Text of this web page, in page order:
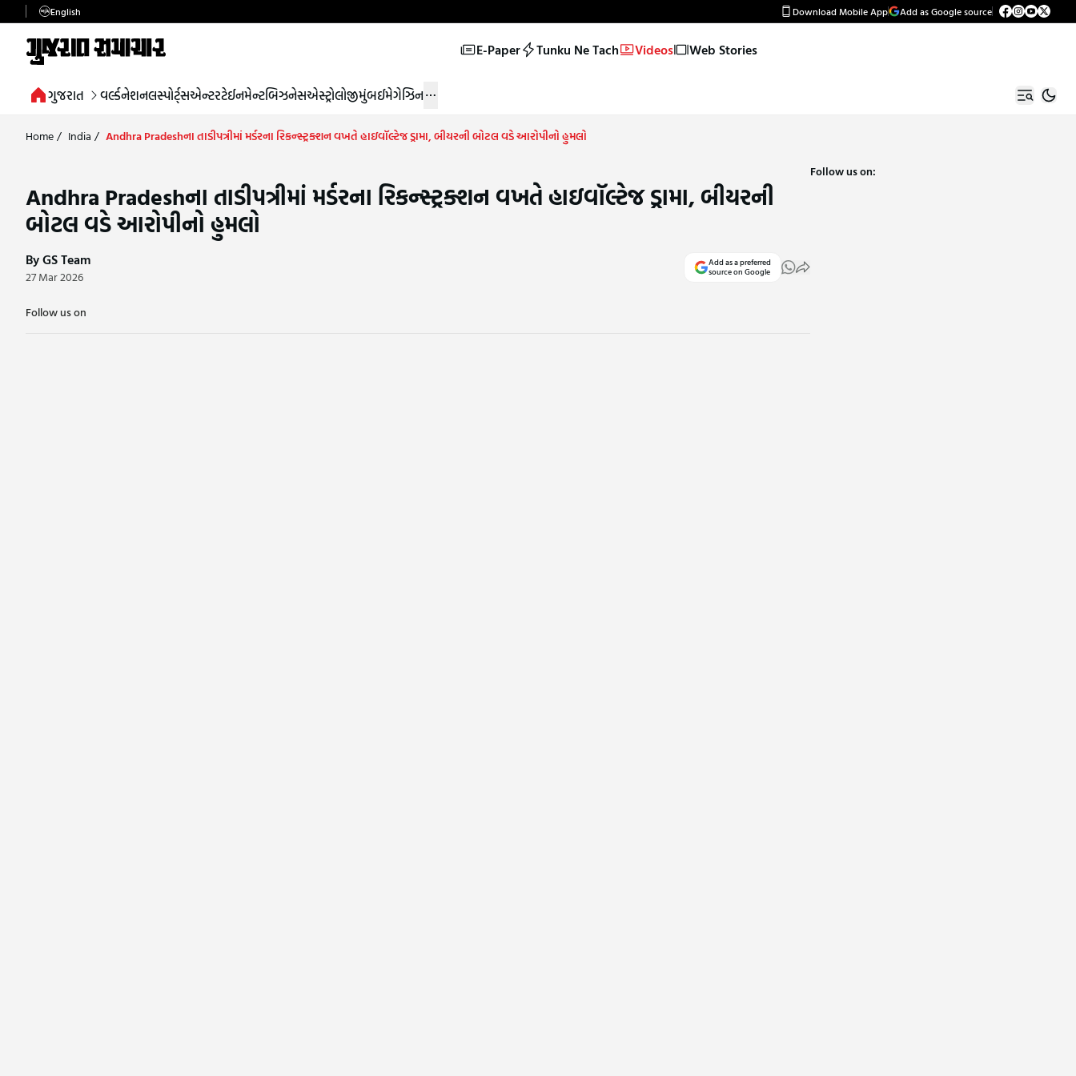
English Download Mobile App Add as Google source
E-Paper Tunku Ne Tach Videos Web Stories
ગુજરાત વર્લ્ડનેશનલસ્પોર્ટ્સએન્ટરટેઈનમેન્ટબિઝનેસએસ્ટ્રોલોજીમુંબઈમેગેઝિન
Home/ India / Andhra Pradeshના તાડીપત્રીમાં મર્ડરના રિકન્સ્ટ્રક્શન વખતે હાઇવૉલ્ટેજ ડ્રામા, બીયરની બોટલ વડે આરોપીનો હુમલો
Andhra Pradeshના તાડીપત્રીમાં મર્ડરના રિકન્સ્ટ્રક્શન વખતે હાઇવૉલ્ટેજ ડ્રામા, બીયરની
બોટલ વડે આરોપીનો હુમલો
By GS Team
27 Mar 2026
Add as a preferred
source on Google
Follow us on
Follow us on: